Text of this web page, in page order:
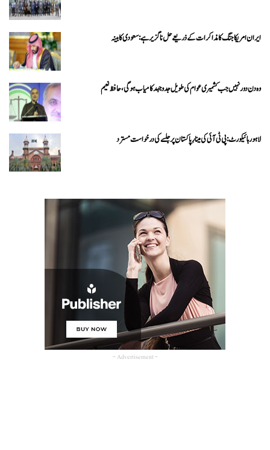
ایران امریکا جنگ کا مذاکرات کے ذریعے حل ناگزیر ہے: سعودی کابینہ
وہ دن دور نہیں جب کشمیری عوام کی طویل جدوجہد کامیاب ہوگی،حافظ نعیم
لاہور ہائیکورٹ: پی ٹی آئی کی مینارِ پاکستان پر جلسے کی درخواست مسترد
- Advertisement -